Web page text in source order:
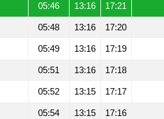
05:46 13:16 17:21
05:48 13:16 17:20
05:49 13:16 17:19
05:51 13:16 17:18
05:52 13:15 17:17
05:54 13:15 17:16